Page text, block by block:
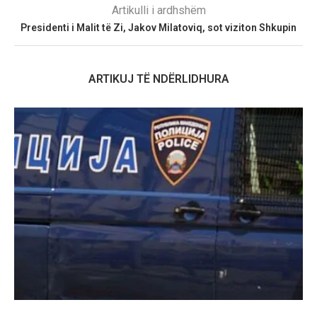
Artikulli i ardhshëm
Presidenti i Malit të Zi, Jakov Milatoviq, sot viziton Shkupin
ARTIKUJ TË NDËRLIDHURA